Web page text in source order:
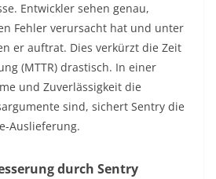
Entwickler sehen genau,
Fehler verursacht hat und unter
er auftrat. Dies verkürzt die Zeit
(MTTR) drastisch. In einer
und Zuverlässigkeit die
sind, sichert Sentry die
Auslieferung.
durch Sentry